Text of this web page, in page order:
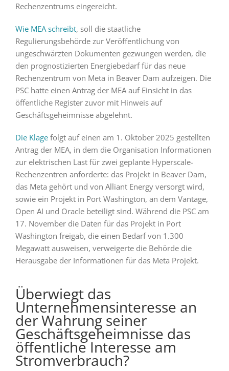
Rechenzentrums eingereicht.
Wie MEA schreibt, soll die staatliche
Regulierungsbehörde zur Veröffentlichung von
ungeschwärzten Dokumenten gezwungen werden, die
den prognostizierten Energiebedarf für das neue
Rechenzentrum von Meta in Beaver Dam aufzeigen. Die
PSC hatte einen Antrag der MEA auf Einsicht in das
öffentliche Register zuvor mit Hinweis auf
Geschäftsgeheimnisse abgelehnt.
Die Klagefolgt auf einen am 1. Oktober 2025 gestellten
Antrag der MEA, in dem die Organisation Informationen
zur elektrischen Last für zwei geplante Hyperscale-
Rechenzentren anforderte: das Projekt in Beaver Dam,
das Meta gehört und von Alliant Energy versorgt wird,
sowie ein Projekt in Port Washington, an dem Vantage,
Open AI und Oracle beteiligt sind. Während die PSC am
17. November die Daten für das Projekt in Port
Washington freigab, die einen Bedarf von 1.300
Megawatt ausweisen, verweigerte die Behörde die
Herausgabe der Informationen für das Meta Projekt.
Überwiegt das
Unternehmensinteresse an
der Wahrung seiner
Geschäftsgeheimnisse das
öffentliche Interesse am
Stromverbrauch?